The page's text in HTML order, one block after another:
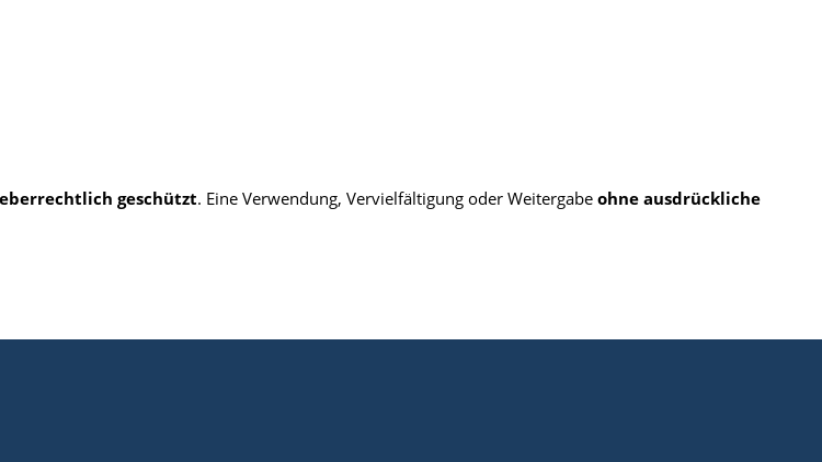
geschützt. Eine Verwendung, Vervielfältigung oder Weitergabe ohne ausdrückliche